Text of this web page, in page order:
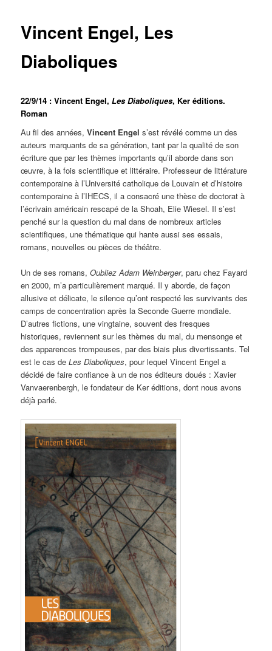
Vincent Engel, Les
Diaboliques
22/9/14 :Vincent Engel,Les Diaboliques, Ker éditions.
Roman
Au fil des années, Vincent Engels’est révélé comme un des
auteurs marquants de sa génération, tant par la qualité de son
écriture que par les thèmes importants qu’il aborde dans son
œuvre, à la fois scientifique et littéraire. Professeur de littérature
contemporaine à l’Université catholique de Louvain et d’histoire
contemporaine à l’IHECS, il a consacré une thèse de doctorat à
l’écrivain américain rescapé de la Shoah, Elie Wiesel. Il s’est
penché sur la question du mal dans de nombreux articles
scientifiques, une thématique qui hante aussi ses essais,
romans, nouvelles ou pièces de théâtre.
Un de ses romans,Oubliez Adam Weinberger, paru chez Fayard
en 2000, m’a particulièrement marqué. Il y aborde, de façon
allusive et délicate, le silence qu’ont respecté les survivants des
camps de concentration après la Seconde Guerre mondiale.
D’autres fictions, une vingtaine, souvent des fresques
historiques, reviennent sur les thèmes du mal, du mensonge et
des apparences trompeuses, par des biais plus divertissants. Tel
est le cas deLes Diaboliques, pour lequel Vincent Engel a
décidé de faire confiance à un de nos éditeurs doués : Xavier
Vanvaerenbergh, le fondateur de Ker éditions, dont nous avons
déjà parlé.